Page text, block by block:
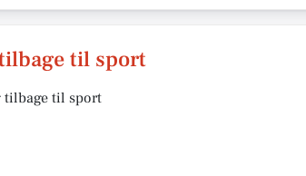
til sport
tilbage til sport